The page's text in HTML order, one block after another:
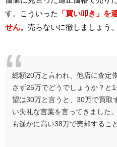
す。こういった
「買い叩き」を
せん。 売らないに徹しましょう。
総額20万と言われ、他店に査定
さず25万でどうでしょうか？と
望は30万と言うと、30万で買取
い失礼な言葉を言ってきました
も遥かに高い38万で売却するこ